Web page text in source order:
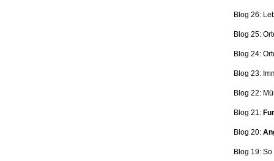
Blog 26:
Blog 25:
Blog 24:
Blog 23:
Blog 22:
Blog 21:
Blog 20:
Blog 19: